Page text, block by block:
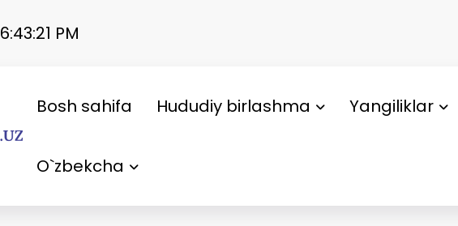
6:43:22 PM
Bosh sahifa Hududiy birlashma Yangiliklar
O`zbekcha